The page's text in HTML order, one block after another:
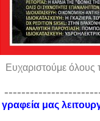
Ευχαριστούμε όλους
μας